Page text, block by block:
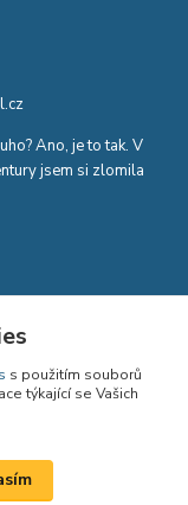
Ano, je to tak. V
jsem si zlomila
s použitím souborů
týkající se Vašich